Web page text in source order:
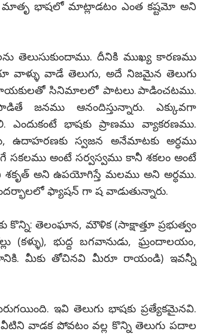
మాతృ భాషలో మాట్లాడటం ఎంత కష్టమో అని
తెలుసుకుందాము. దీనికి ముఖ్య కారణము
వాళ్ళు వాడే తెలుగు, అదే నిజమైన తెలుగు
గాయకులతో సినిమాలలో పాటలు పాడించటము.
జనము ఆనందిస్తున్నారు. ఎక్కువగా
భాషకు ప్రాణము వ్యాకరణము.
ఉదాహరణకు స్వజన అనేమాటకు అర్ధము
సకలము అంటే సర్వస్వము కానీ శకలం అంటే
అని ఉపయోగిస్తే మలము అని అర్ధము.
ఫ్యాషన్ గా ష వాడుతున్నారు.
కొన్ని:తెలంఘాన, మౌళిక (సాక్షాత్తూ ప్రభుత్వం
(కళ్ళు),భుద్ద బగవానుడు, ఘ్రందాలయం,
మీకుతోచినవి మీరూరాయండి) ఇవన్నీ
ఇవి తెలుగు భాషకు ప్రత్యేకమైనవి.
వాడక పోవటం వల్ల కొన్ని తెలుగు పదాల